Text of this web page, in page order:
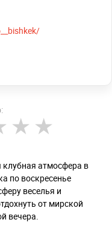
клубная атмосфера в
по воскресенье
веселья и
от мирской
вечера.